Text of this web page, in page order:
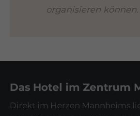
organisieren können.
Das Hotel im Zentrum
Direkt im Herzen Mannheims